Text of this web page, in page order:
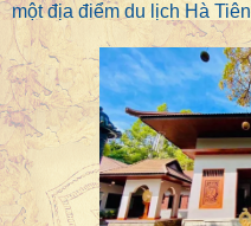
một địa điểm du lịch Hà Tiên